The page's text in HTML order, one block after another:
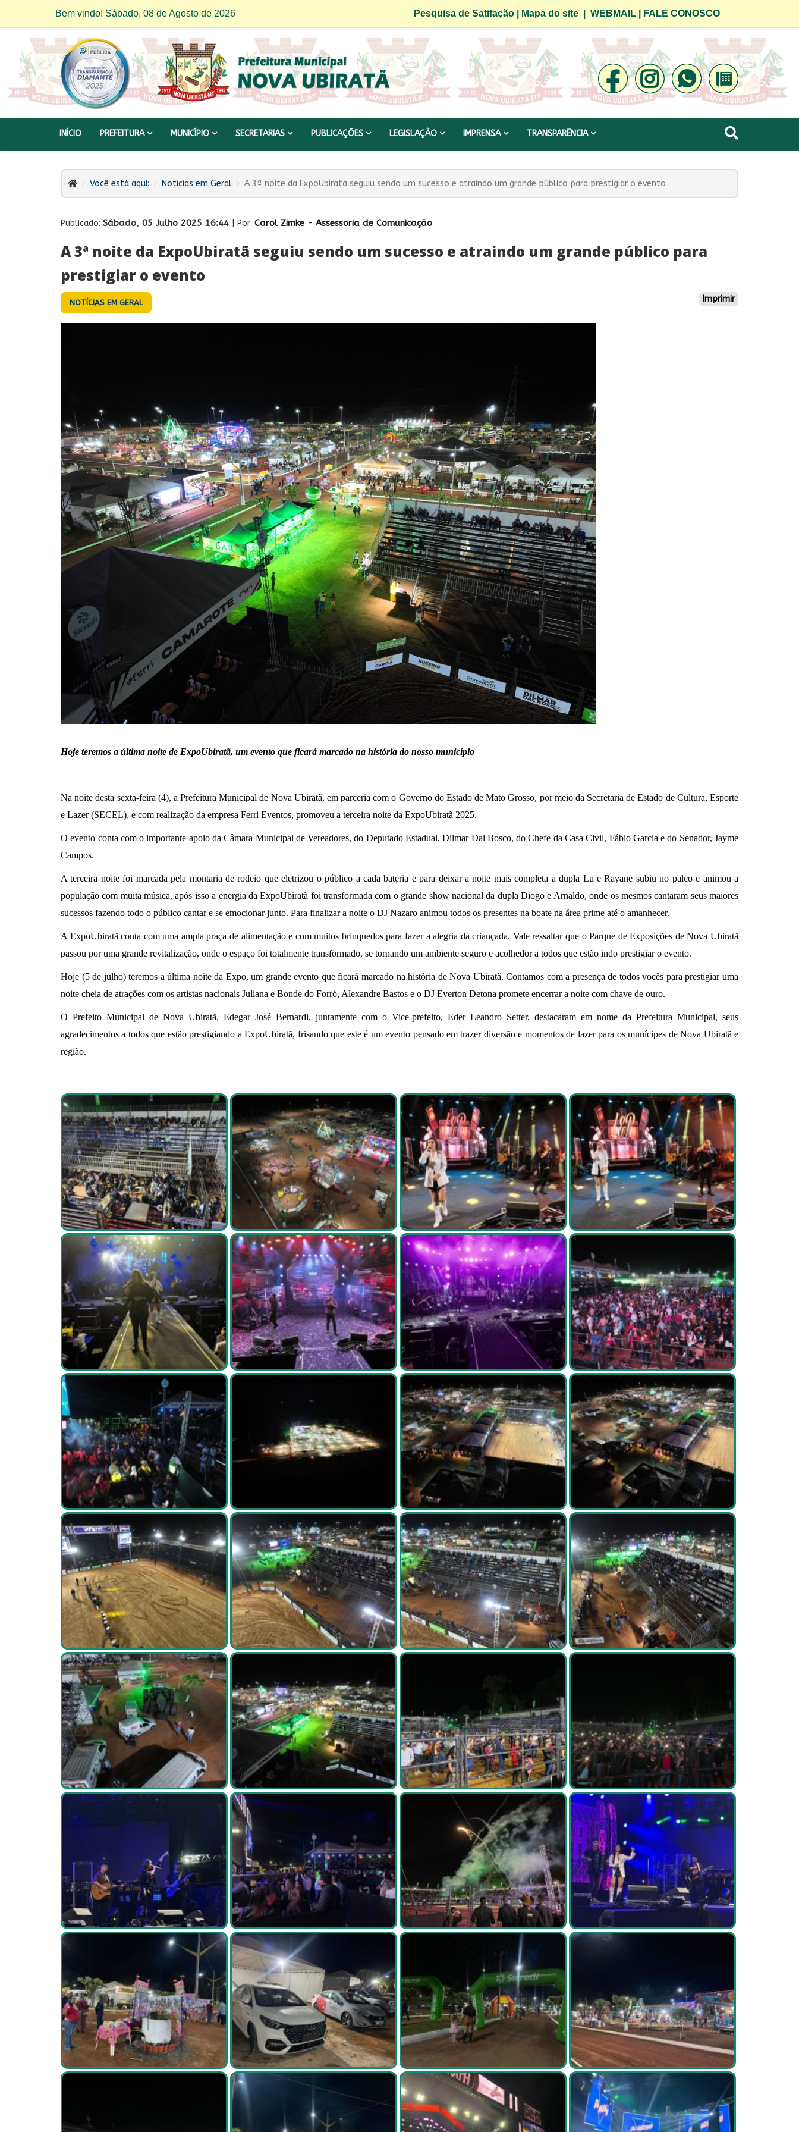
Bem vindo! Sábado, 08 de Agosto de 2026 Pesquisa de Satifação| Mapa do site| WEBMAIL| FALE CONOSCO
INÍCIO PREFEITURA MUNICÍPIO SECRETARIAS PUBLICAÇÕES LEGISLAÇÃO IMPRENSA TRANSPARÊNCIA
Você está aqui: Notícias em Geral A 3ª noite da ExpoUbiratã seguiu sendo um sucesso e atraindo um grande público para prestigiar o evento
Publicado: Sábado, 05 Julho 2025 16:44 | Por: Carol Zimke - Assessoria de Comunicação
A 3ª noite da ExpoUbiratã seguiu sendo um sucesso e atraindo um grande público para
prestigiar o evento
NOTÍCIAS EM GERAL Imprimir
Hoje teremos a última noite de ExpoUbiratã, um evento que ficará marcado na história do nosso município
Na noite desta sexta-feira (4), a Prefeitura Municipal de Nova Ubiratã, em parceria com o Governo do Estado de Mato Grosso, por meio da Secretaria de Estado de Cultura, Esporte
e Lazer (SECEL), e com realização da empresa Ferri Eventos, promoveu a terceira noite da ExpoUbiratã 2025.
O evento conta com o importante apoio da Câmara Municipal de Vereadores, do Deputado Estadual, Dilmar Dal Bosco, do Chefe da Casa Civil, Fábio Garcia e do Senador, Jayme
Campos.
A terceira noite foi marcada pela montaria de rodeio que eletrizou o público a cada bateria e para deixar a noite mais completa a dupla Lu e Rayane subiu no palco e animou a
população com muita música, após isso a energia da ExpoUbiratã foi transformada com o grande show nacional da dupla Diogo e Arnaldo, onde os mesmos cantaram seus maiores
sucessos fazendo todo o público cantar e se emocionar junto. Para finalizar a noite o DJ Nazaro animou todos os presentes na boate na área prime até o amanhecer.
A ExpoUbiratã conta com uma ampla praça de alimentação e com muitos brinquedos para fazer a alegria da criançada. Vale ressaltar que o Parque de Exposições de Nova Ubiratã
passou por uma grande revitalização, onde o espaço foi totalmente transformado, se tornando um ambiente seguro e acolhedor a todos que estão indo prestigiar o evento.
Hoje (5 de julho) teremos a última noite da Expo, um grande evento que ficará marcado na história de Nova Ubiratã. Contamos com a presença de todos vocês para prestigiar uma
noite cheia de atrações com os artistas nacionais Juliana e Bonde do Forró, Alexandre Bastos e o DJ Everton Detona promete encerrar a noite com chave de ouro.
O Prefeito Municipal de Nova Ubiratã, Edegar José Bernardi, juntamente com o Vice-prefeito, Eder Leandro Setter, destacaram em nome da Prefeitura Municipal, seus
agradecimentos a todos que estão prestigiando a ExpoUbiratã, frisando que este é um evento pensado em trazer diversão e momentos de lazer para os munícipes de Nova Ubiratã e
região.